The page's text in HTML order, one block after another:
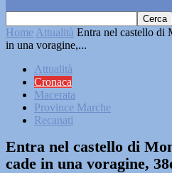
Home Attualità Entra nel castello di
in una voragine,...
Attualità
Cronaca
Macerata
Province Marche
Recanati
Entra nel castello di
cade in una voragine,